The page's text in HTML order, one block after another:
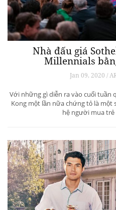
Nhà đấu giá
Millennials
Jan 09, 2020 /
Với những gì diễn ra vào cuối tuần
Kong một lần nữa chứng tỏ là một
hệ người mua